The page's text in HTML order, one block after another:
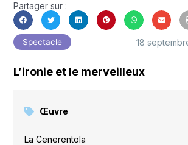
Partager sur :
Spectacle 18
L’ironie et le merveilleux
Œuvre
La Cenerentola